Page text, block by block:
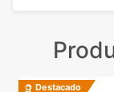
Destacado